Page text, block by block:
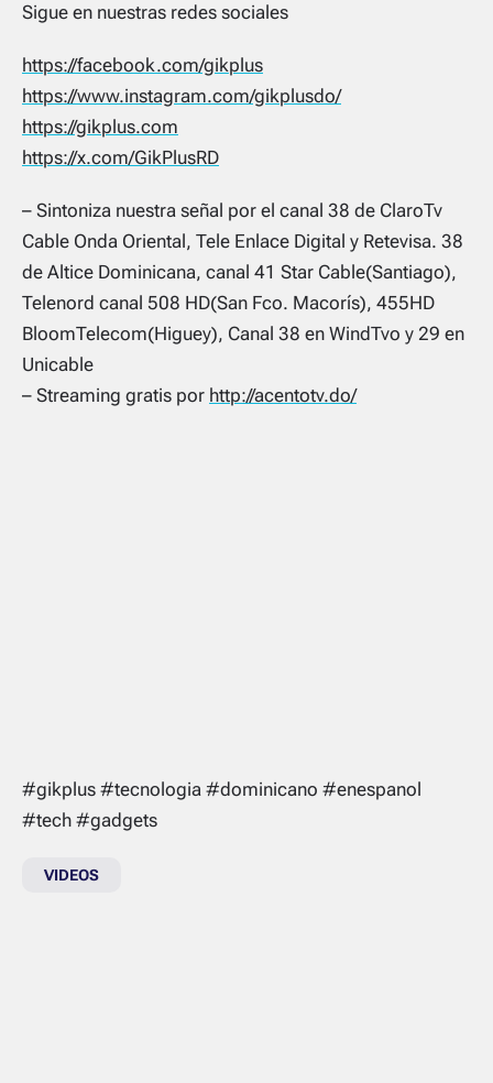
Sigue en nuestras redes sociales
https://facebook.com/gikplus
https://www.instagram.com/gikplusdo/
https://gikplus.com
https://x.com/GikPlusRD
– Sintoniza nuestra señal por el canal 38 de ClaroTv
Cable Onda Oriental, Tele Enlace Digital y Retevisa. 38
de Altice Dominicana, canal 41 Star Cable(Santiago),
Telenord canal 508 HD(San Fco. Macorís), 455HD
BloomTelecom(Higuey), Canal 38 en WindTvo y 29 en
Unicable
– Streaming gratis por http://acentotv.do/
#gikplus #tecnologia #dominicano #enespanol
#tech #gadgets
VIDEOS